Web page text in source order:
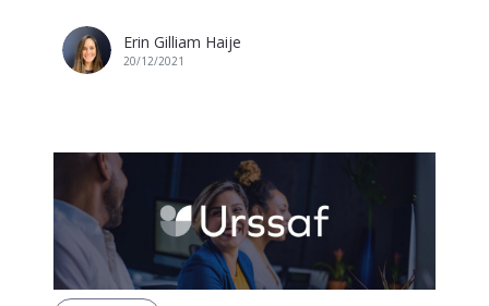
Erin Gilliam Haije
20/12/2021